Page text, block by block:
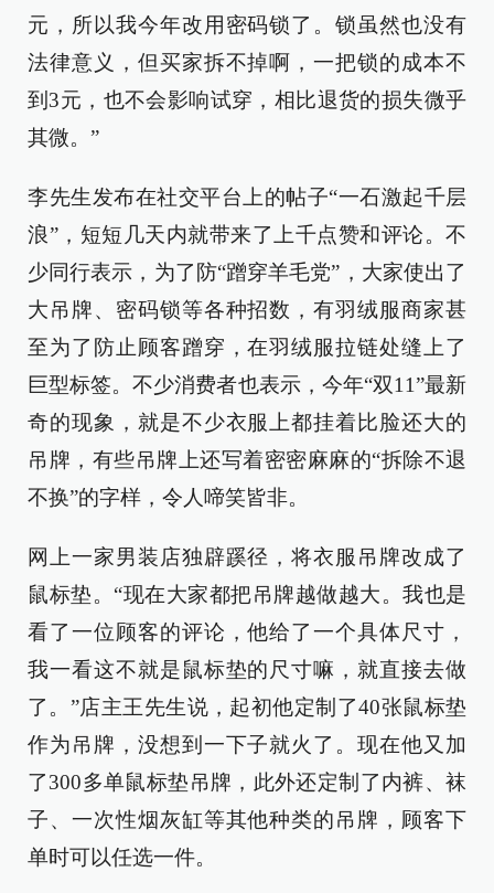
元，所以我今年改用密码锁了。锁虽然也没有
法律意义，但买家拆不掉啊，一把锁的成本不
到3元，也不会影响试穿，相比退货的损失微乎
其微。”
李先生发布在社交平台上的帖子“一石激起千层
浪”，短短几天内就带来了上千点赞和评论。不
少同行表示，为了防“蹭穿羊毛党”，大家使出了
大吊牌、密码锁等各种招数，有羽绒服商家甚
至为了防止顾客蹭穿，在羽绒服拉链处缝上了
巨型标签。不少消费者也表示，今年“双11”最新
奇的现象，就是不少衣服上都挂着比脸还大的
吊牌，有些吊牌上还写着密密麻麻的“拆除不退
不换”的字样，令人啼笑皆非。
网上一家男装店独辟蹊径，将衣服吊牌改成了
鼠标垫。“现在大家都把吊牌越做越大。我也是
看了一位顾客的评论，他给了一个具体尺寸，
我一看这不就是鼠标垫的尺寸嘛，就直接去做
了。”店主王先生说，起初他定制了40张鼠标垫
作为吊牌，没想到一下子就火了。现在他又加
了300多单鼠标垫吊牌，此外还定制了内裤、袜
子、一次性烟灰缸等其他种类的吊牌，顾客下
单时可以任选一件。